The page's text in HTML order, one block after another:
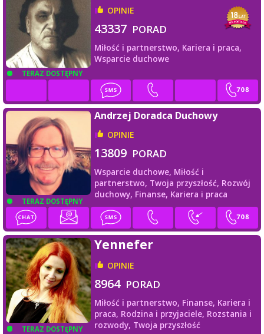
TERAZ DOSTĘPNY
OPINIE
43337 PORAD
Miłość i partnerstwo, Kariera i praca,
Wsparcie duchowe
TERAZ DOSTĘPNY
Andrzej Doradca Duchowy
OPINIE
13809 PORAD
Wsparcie duchowe, Miłość i
partnerstwo, Twoja przyszłość, Rozwój
duchowy, Finanse, Kariera i praca
TERAZ DOSTĘPNY
Yennefer
OPINIE
8964 PORAD
Miłość i partnerstwo, Finanse, Kariera i
praca, Rodzina i przyjaciele, Rozstania i
rozwody, Twoja przyszłość